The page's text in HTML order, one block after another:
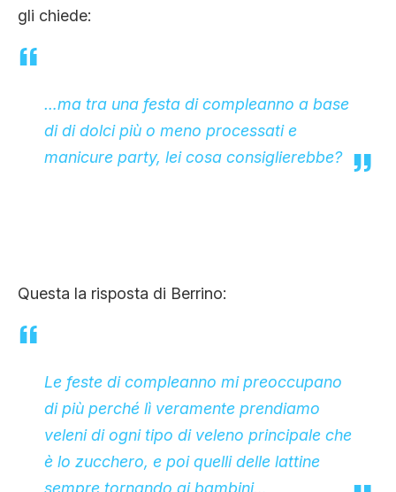
gli chiede:
…ma tra una festa di compleanno a base
di di dolci più o meno processati e
manicure party, lei cosa consiglierebbe?
Questa la risposta di Berrino:
Le feste di compleanno mi preoccupano
di più perché lì veramente prendiamo
veleni di ogni tipo di veleno principale che
è lo zucchero, e poi quelli delle lattine
sempre tornando ai bambini…